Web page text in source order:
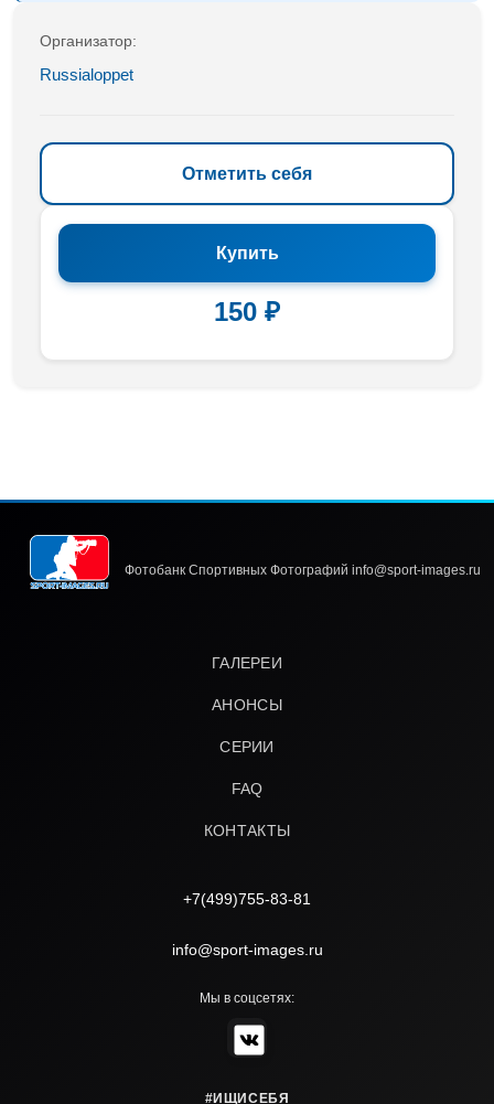
Организатор:
Russialoppet
Отметить себя
Купить
150 ₽
Фотобанк Спортивных Фотографий info@sport-images.ru
ГАЛЕРЕИ
АНОНСЫ
СЕРИИ
FAQ
КОНТАКТЫ
+7(499)755-83-81
info@sport-images.ru
Мы в соцсетях:
#ИЩИСЕБЯ